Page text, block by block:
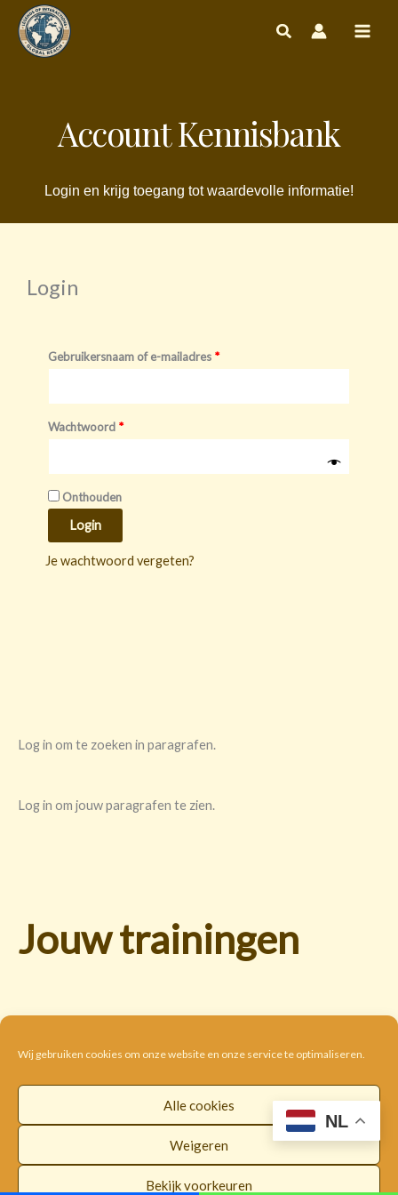
Wij gebruiken cookies om onze website en onze service te optimaliseren.
Alle cookies
Weigeren
Bekijk voorkeuren
naar
Account Kennisbank
Login en krijg toegang tot waardevolle informatie!
Login
Gebruikersnaam of e-mailadres *
Wachtwoord *
Onthouden
Login
Je wachtwoord vergeten?
Log in om te zoeken in paragrafen.
Log in om jouw paragrafen te zien.
Jouw trainingen
Disclaimer
Privacybeleid
Algemene voorwaarden
Facebook
NL